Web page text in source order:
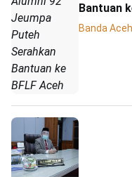
Jeumpa
Puteh
Serahkan
Bantuan ke
BFLF Aceh
Bantuan
Banda Aceh